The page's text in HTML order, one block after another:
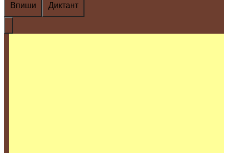
Впиши Диктант